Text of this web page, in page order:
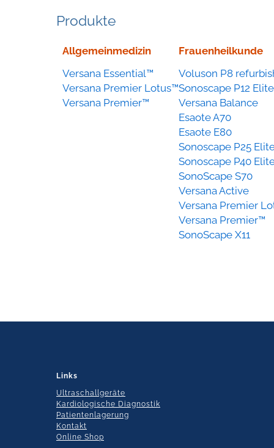
Produkte
Geräte
nach
Kategorie
Allgemeinmedizin
Versana Essential™
Versana Premier Lotus™
Versana Premier™
Frauenheilkunde
Voluson P8
Sonoscape P12 Elite
Versana Balance
Esaote A70
Esaote E80
Sonoscape P25
Sonoscape P40
SonoScape S70
Versana Active
Versana Premier
Versana Premier™
SonoScape X11
Links
Ultraschallgeräte
Kardiologische Diagnostik
Patientenlagerung
Kontakt
Online Shop